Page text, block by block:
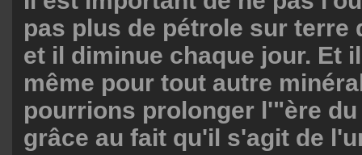
pas plus de pétrole sur terre
et il diminue chaque jour. Et
même pour tout autre
pourrions prolonger l'"ère
grâce au fait qu'il s'agit de